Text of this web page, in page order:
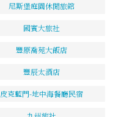
尼斯堡庭園休閒旅館
國賓大旅社
豐原喬苑大飯店
豐辰太酒店
皮克藍門-地中海餐廳民宿